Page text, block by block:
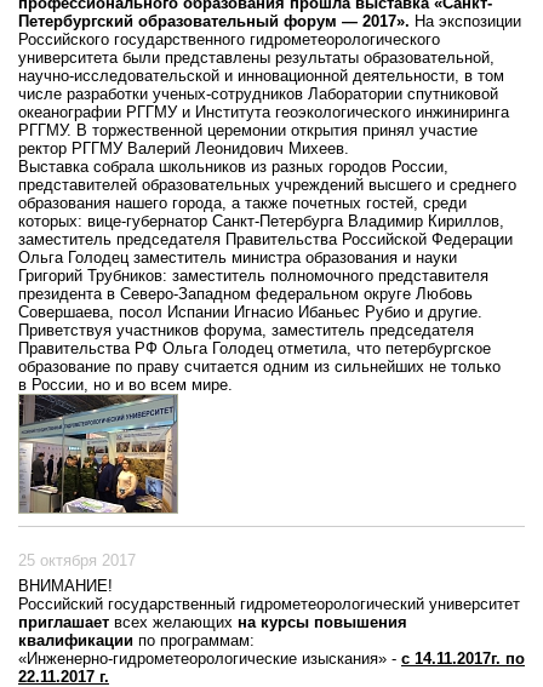
Петербургский образовательный форум — 2017». На экспозиции
Российского государственного гидрометеорологического
университета были представлены результаты образовательной,
научно-исследовательской и инновационной деятельности, в том
числе разработки ученых-сотрудников Лаборатории спутниковой
океанографии РГГМУ и Института геоэкологического инжиниринга
РГГМУ. В торжественной церемонии открытия принял участие
ректор РГГМУ Валерий Леонидович Михеев.
Выставка собрала школьников из разных городов России,
представителей образовательных учреждений высшего и среднего
образования нашего города, а также почетных гостей, среди
которых: вице-губернатор Санкт-Петербурга Владимир Кириллов,
заместитель председателя Правительства Российской Федерации
Ольга Голодец заместитель министра образования и науки
Григорий Трубников: заместитель полномочного представителя
президента в Северо-Западном федеральном округе Любовь
Совершаева, посол Испании Игнасио Ибаньес Рубио и другие.
Приветствуя участников форума, заместитель председателя
Правительства РФ Ольга Голодец отметила, что петербургское
образование по праву считается одним из сильнейших не только
в России, но и во всем мире.
25 октября 2017
ВНИМАНИЕ!
Российский государственный гидрометеорологический университет
приглашает всех желающих на курсы повышения
квалификации по программам:
«Инженерно-гидрометеорологические изыскания» - с 14.11.2017г. по
22.11.2017 г.